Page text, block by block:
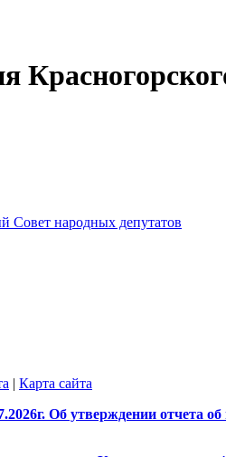
Совет народных депутатов
| Карта сайта
Об утверждении отчета